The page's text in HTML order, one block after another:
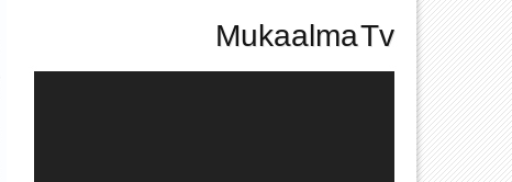
Mukaalma Tv